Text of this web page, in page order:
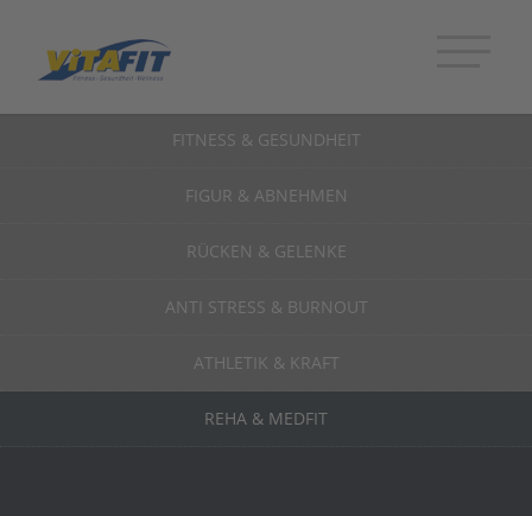
FITNESS & GESUNDHEIT
FIGUR & ABNEHMEN
RÜCKEN & GELENKE
ANTI STRESS & BURNOUT
ATHLETIK & KRAFT
REHA & MEDFIT